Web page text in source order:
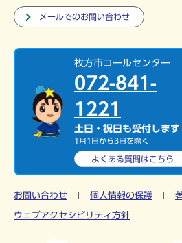
メールでのお問い合わせ
枚方市コールセンター
072-841-
1221
土日・祝日も受付します
1月1日から3日を除く
よくある質問はこちら
お問い合わせ 個人情報の保護
ウェブアクセシビリティ方針